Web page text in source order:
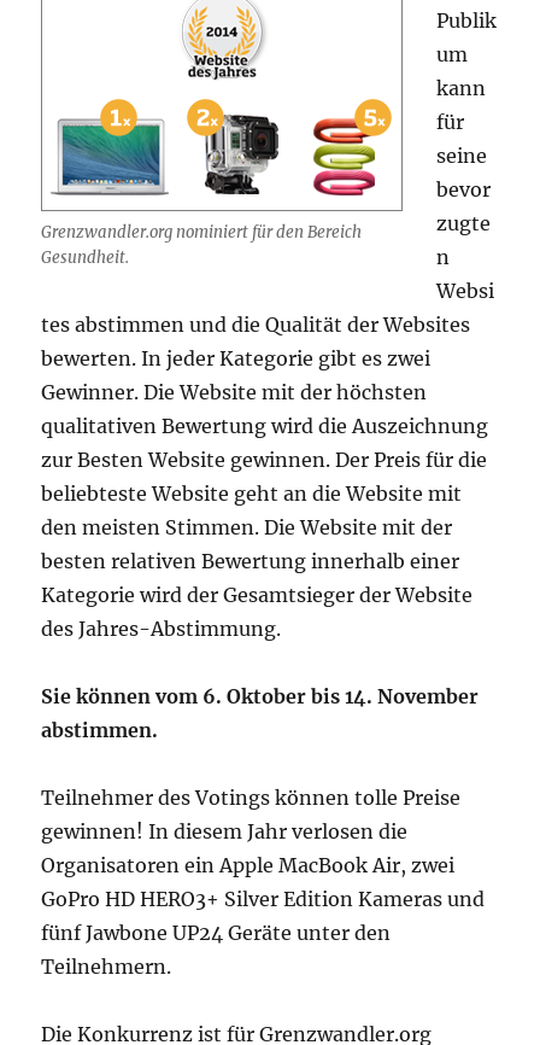
Grenzwandler.org nominiert für den Bereich
Gesundheit.
Publik
um
kann
für
seine
bevor
zugte
n
Websi
tes abstimmen und die Qualität der Websites
bewerten. In jeder Kategorie gibt es zwei
Gewinner. Die Website mit der höchsten
qualitativen Bewertung wird die Auszeichnung
zur Besten Website gewinnen. Der Preis für die
beliebteste Website geht an die Website mit
den meisten Stimmen. Die Website mit der
besten relativen Bewertung innerhalb einer
Kategorie wird der Gesamtsieger der Website
des Jahres-Abstimmung.
Sie können vom 6. Oktober bis 14. November
abstimmen.
Teilnehmer des Votings können tolle Preise
gewinnen! In diesem Jahr verlosen die
Organisatoren ein Apple MacBook Air, zwei
GoPro HD HERO3+ Silver Edition Kameras und
fünf Jawbone UP24 Geräte unter den
Teilnehmern.
Die Konkurrenz ist für Grenzwandler.org